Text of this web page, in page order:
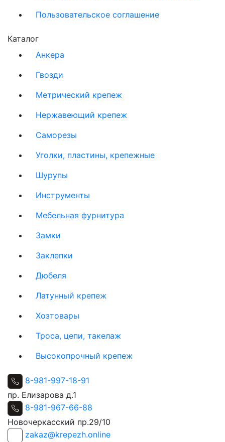
Пользовательское соглашение
Каталог
Анкера
Гвозди
Метрический крепеж
Нержавеющий крепеж
Саморезы
Уголки, пластины, крепежные
Шурупы
Инструменты
Мебельная фурнитура
Замки
Заклепки
Дюбеля
Латунный крепеж
Хозтовары
Троса, цепи, такелаж
Высокопрочный крепеж
8-981-997-18-91
пр. Елизарова д.1
8-981-967-66-88
Новочеркасский пр.29/10
zakaz@krepezh.online